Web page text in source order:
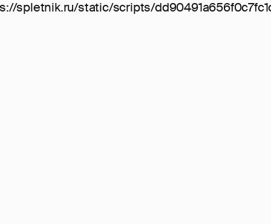
spletnik.ru/static/scripts/